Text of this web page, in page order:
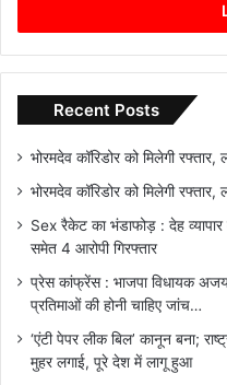
Recent Posts
भोरमदेव कॉरिडोर को मिलेगी
भोरमदेव कॉरिडोर को मिलेगी
Sex रैकेट का भंडाफोड़ : देह
समेत 4 आरोपी गिरफ्तार
प्रेस कांफ्रेंस : भाजपा विधायक
प्रतिमाओं की होनी चाहिए जांच…
‘एंटी पेपर लीक बिल’ कानून बना;
मुहर लगाई, पूरे देश में लागू हुआ